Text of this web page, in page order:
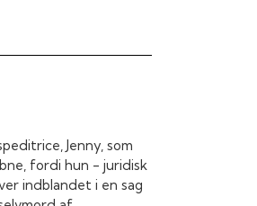
Jenny, som
fordi hun - juridisk
indblandet i en sag